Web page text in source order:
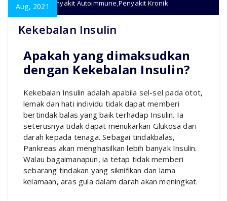
Aug, 2021
penyakit,Penyakit Autoimmune,Penyakit Kronik
Kekebalan Insulin
Apakah yang dimaksudkan
dengan Kekebalan Insulin?
Kekebalan Insulin adalah apabila sel-sel pada otot,
lemak dan hati individu tidak dapat memberi
bertindak balas yang baik terhadap Insulin. Ia
seterusnya tidak dapat menukarkan Glukosa dari
darah kepada tenaga. Sebagai tindakbalas,
Pankreas akan menghasilkan lebih banyak Insulin.
Walau bagaimanapun, ia tetap tidak memberi
sebarang tindakan yang siknifikan dan lama
kelamaan, aras gula dalam darah akan meningkat.